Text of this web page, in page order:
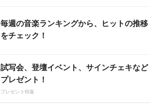
毎週の音楽ランキングから、ヒットの推移
をチェック！
試写会、登壇イベント、サインチェキなど
プレゼント！
プレゼント特集